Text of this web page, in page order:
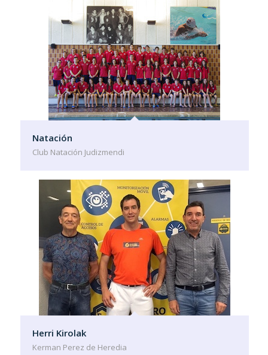
Natación
Club Natación Judizmendi
Herri Kirolak
Kerman Perez de Heredia